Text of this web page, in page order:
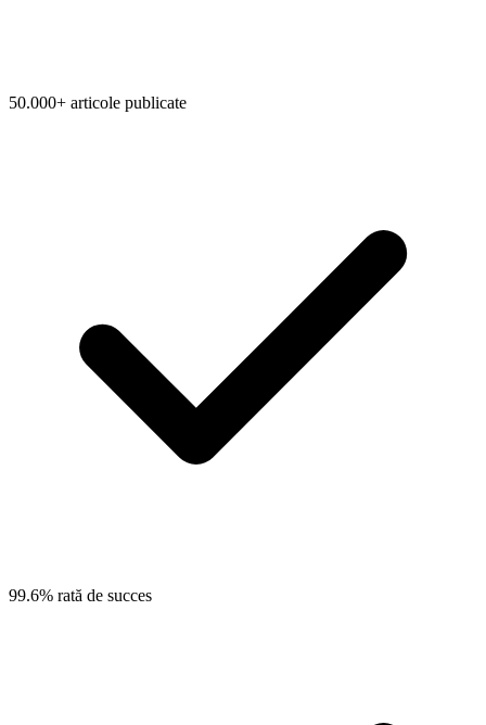
50.000+ articole publicate
99.6% rată de succes